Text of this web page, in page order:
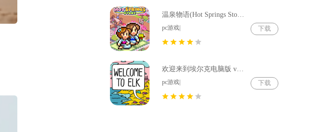
温泉物语(Hot Springs Story) v2.79
pc游戏| 下载
欢迎来到埃尔克电脑版 v1.22.4
pc游戏| 下载